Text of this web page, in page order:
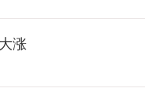
涨